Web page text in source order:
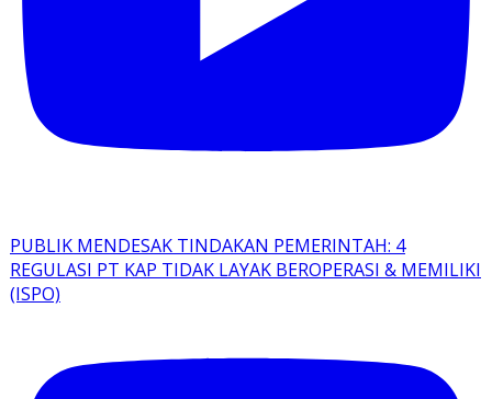
PUBLIK MENDESAK TINDAKAN PEMERINTAH: 4
REGULASI PT KAP TIDAK LAYAK BEROPERASI & MEMILIKI
(ISPO)